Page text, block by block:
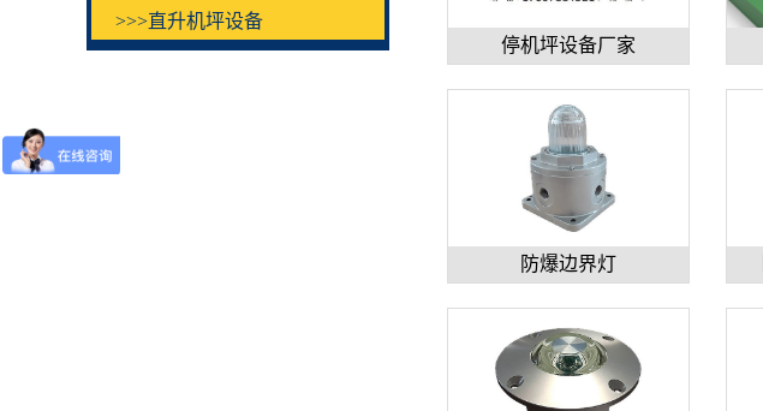
>>>直升机坪设备
停机坪设备厂家
防爆边界灯